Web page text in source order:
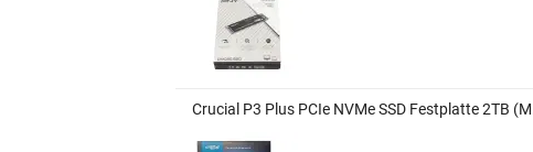
Crucial P3 Plus PCIe NVMe SSD Festplatte 2TB